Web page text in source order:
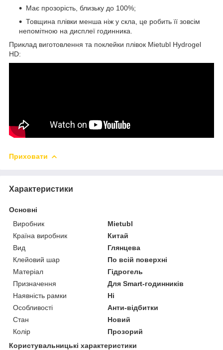
Має прозорість, близьку до 100%;
Товщина плівки менша ніж у скла, це робить її зовсім
непомітною на дисплеї годинника.
Приклад виготовлення та поклейки плівок Mietubl Hydrogel
HD:
Приховати
Характеристики
Основні
Виробник
Mietubl
Країна виробник
Китай
Вид
Глянцева
Клейовий шар
По всій поверхні
Матеріал
Гідрогель
Призначення
Для Smart-годинників
Наявність рамки
Ні
Особливості
Анти-відбитки
Стан
Новий
Колір
Прозорий
Користувальницькі характеристики